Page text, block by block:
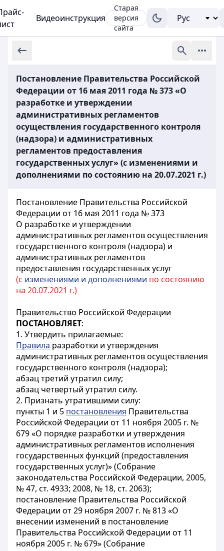
Видеоинструкция
Старая
версия
сайта
Постановление Правительства Российской
Федерации от 16 мая 2011 года № 373 «О
разработке и утверждении
административных регламентов
осуществления государственного контроля
(надзора) и административных
регламентов предоставления
государственных услуг» (с изменениями и
дополнениями по состоянию на 20.07.2021 г.)
Постановление Правительства Российской
Федерации от 16 мая 2011 года № 373
О разработке и утверждении
административных регламентов осуществления
государственного контроля (надзора) и
административных регламентов
предоставления государственных услуг
(с изменениями и дополнениями по состоянию
на 20.07.2021 г.)
Правительство Российской Федерации
ПОСТАНОВЛЯЕТ:
1. Утвердить прилагаемые:
Правила разработки и утверждения
административных регламентов осуществления
государственного контроля (надзора);
абзац третий утратил силу;
абзац четвертый утратил силу.
2. Признать утратившими силу:
пункты 1 и 5 постановления Правительства
Российской Федерации от 11 ноября 2005 г. №
679 «О порядке разработки и утверждения
административных регламентов исполнения
государственных функций (предоставления
государственных услуг)» (Собрание
законодательства Российской Федерации, 2005,
№ 47, ст. 4933; 2008, № 18, ст. 2063);
постановление Правительства Российской
Федерации от 29 ноября 2007 г. № 813 «О
внесении изменений в постановление
Правительства Российской Федерации от 11
ноября 2005 г. № 679» (Собрание